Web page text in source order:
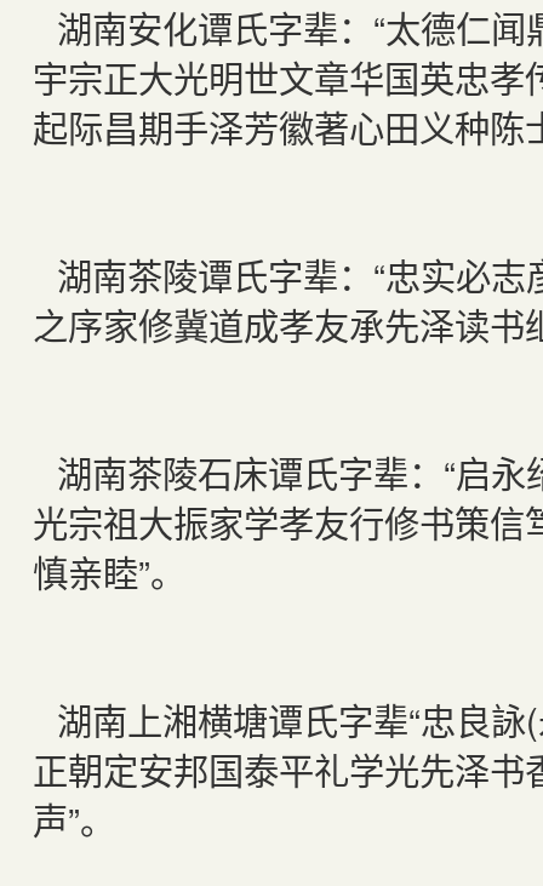
湖南安化谭氏字辈：“太德仁
宇宗正大光明世文章华国英忠
起际昌期手泽芳徽著心田义种陈
湖南茶陵谭氏字辈：“忠实必
之序家修冀道成孝友承先泽读
湖南茶陵石床谭氏字辈：“启
光宗祖大振家学孝友行修书策
慎亲睦”。
湖南上湘横塘谭氏字辈“忠良
正朝定安邦国泰平礼学光先泽
声”。